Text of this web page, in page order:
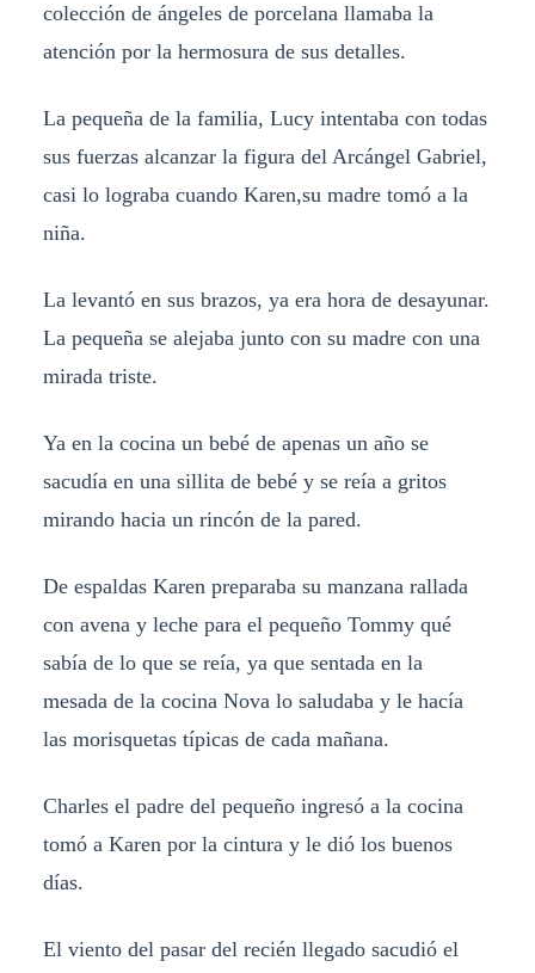
colección de ángeles de porcelana llamaba la
atención por la hermosura de sus detalles.
La pequeña de la familia, Lucy intentaba con todas
sus fuerzas alcanzar la figura del Arcángel Gabriel,
casi lo lograba cuando Karen,su madre tomó a la
niña.
La levantó en sus brazos, ya era hora de desayunar.
La pequeña se alejaba junto con su madre con una
mirada triste.
Ya en la cocina un bebé de apenas un año se
sacudía en una sillita de bebé y se reía a gritos
mirando hacia un rincón de la pared.
De espaldas Karen preparaba su manzana rallada
con avena y leche para el pequeño Tommy qué
sabía de lo que se reía, ya que sentada en la
mesada de la cocina Nova lo saludaba y le hacía
las morisquetas típicas de cada mañana.
Charles el padre del pequeño ingresó a la cocina
tomó a Karen por la cintura y le dió los buenos
días.
El viento del pasar del recién llegado sacudió el